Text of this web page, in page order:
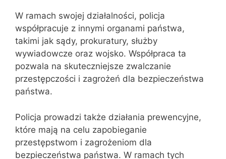
W ramach swojej działalności, policja
współpracuje z innymi organami państwa,
takimi jak sądy, prokuratury, służby
wywiadowcze oraz wojsko. Współpraca ta
pozwala na skuteczniejsze zwalczanie
przestępczości i zagrożeń dla bezpieczeństwa
państwa.
Policja prowadzi także działania prewencyjne,
które mają na celu zapobieganie
przestępstwom i zagrożeniom dla
bezpieczeństwa państwa. W ramach tych